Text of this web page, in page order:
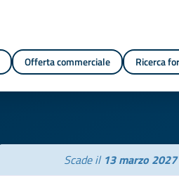
Offerta commerciale Ricerca
Scade il 13 marzo 2027